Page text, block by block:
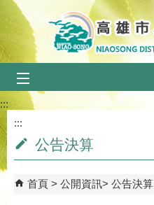
跳到主要內容區塊
:::
:::
公告決算
首頁 公開資訊 公告決算